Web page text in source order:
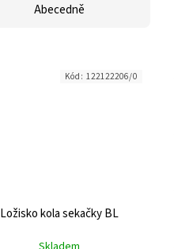
Abecedně
Ložisko kola sekačky BL
Kód: 122122206/0